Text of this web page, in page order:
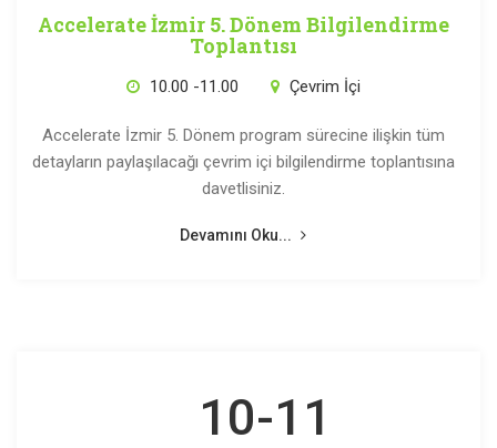
Accelerate İzmir 5. Dönem Bilgilendirme
Toplantısı
10.00 -11.00 Çevrim İçi
Accelerate İzmir 5. Dönem program sürecine ilişkin tüm
detayların paylaşılacağı çevrim içi bilgilendirme toplantısına
davetlisiniz.
Devamını Oku...
10-11